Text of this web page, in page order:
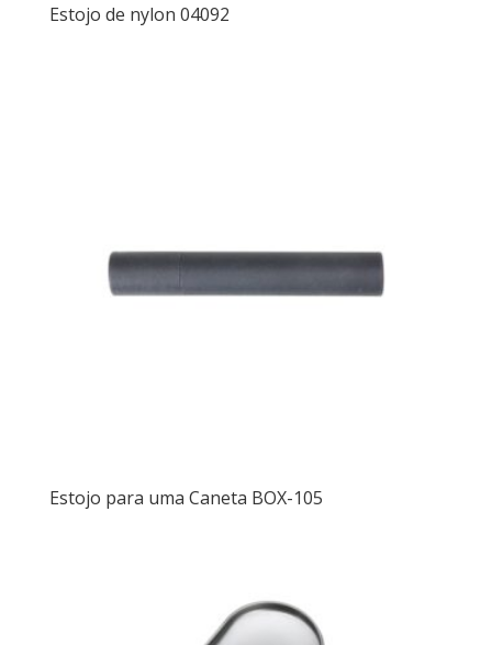
Estojo de nylon 04092
Estojo para uma Caneta BOX-105